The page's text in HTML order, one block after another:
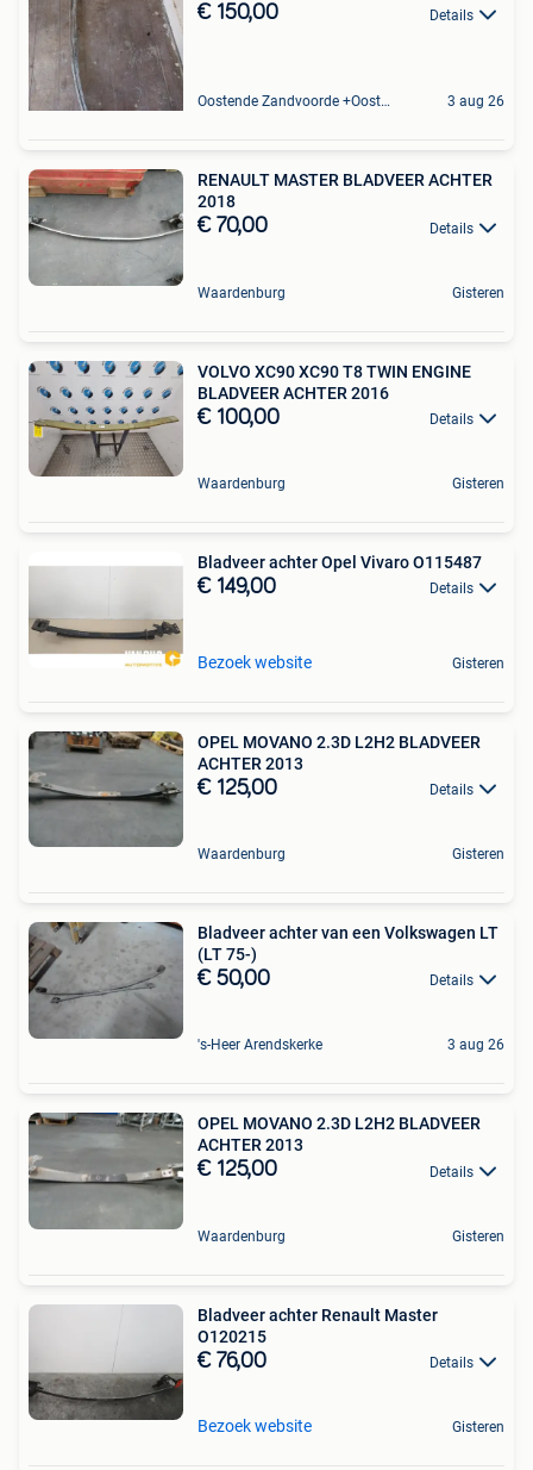
€ 150,00 Details
Oostende Zandvoorde +Oostende 3 aug 26
RENAULT MASTER BLADVEER ACHTER
2018
€ 70,00 Details
Waardenburg Gisteren
VOLVO XC90 XC90 T8 TWIN ENGINE
BLADVEER ACHTER 2016
€ 100,00 Details
Waardenburg Gisteren
Bladveer achter Opel Vivaro O115487
€ 149,00 Details
Bezoek website Gisteren
OPEL MOVANO 2.3D L2H2 BLADVEER
ACHTER 2013
€ 125,00 Details
Waardenburg Gisteren
Bladveer achter van een Volkswagen LT
(LT 75-)
€ 50,00 Details
's-Heer Arendskerke 3 aug 26
OPEL MOVANO 2.3D L2H2 BLADVEER
ACHTER 2013
€ 125,00 Details
Waardenburg Gisteren
Bladveer achter Renault Master
O120215
€ 76,00 Details
Bezoek website Gisteren